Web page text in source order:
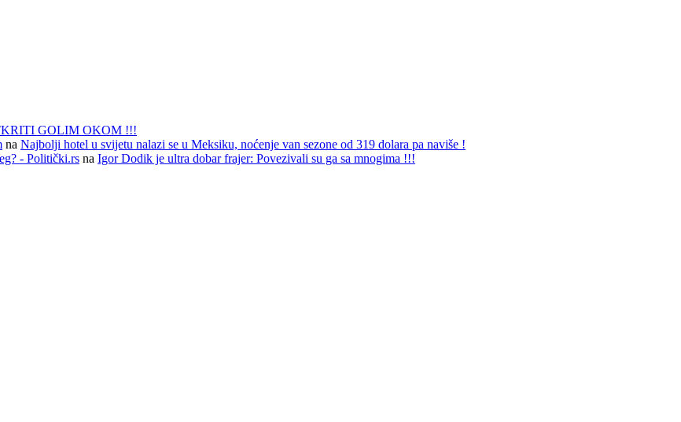
GOLIM OKOM !!!
na Najbolji hotel u svijetu nalazi se u Meksiku, noćenje van sezone od 319 dolara pa naviše !
- Politički.rs na Igor Dodik je ultra dobar frajer: Povezivali su ga sa mnogima !!!